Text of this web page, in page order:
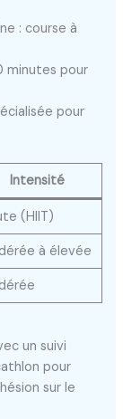
: course à
minutes pour
pour
Intensité
(HIIT)
à élevée
un suivi
pour
sur le